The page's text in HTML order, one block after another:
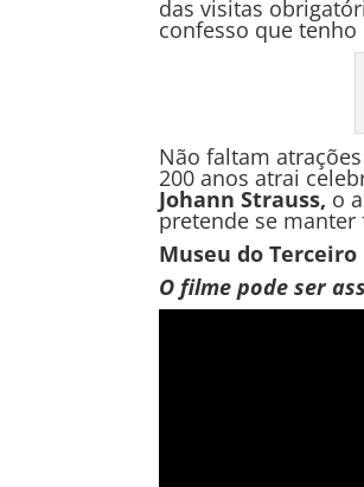
das visitas
confesso que
Não faltam
200 anos atrai
Johann Strauss, o
pretende se
Museu do
O filme pode ser